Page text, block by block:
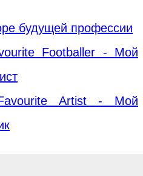
будущей профессии
Footballer - Мой
Artist - Мой